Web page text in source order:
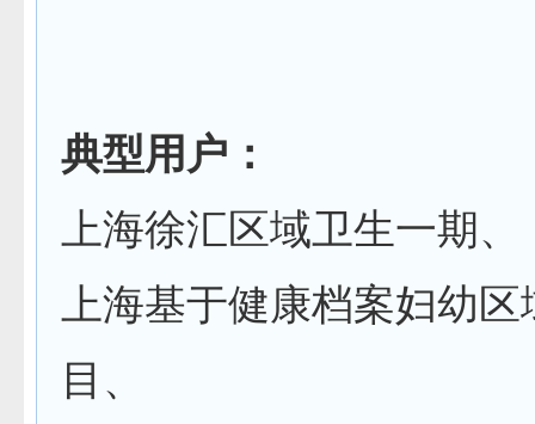
典型用户：
上海徐汇区域卫生一期、
上海基于健康档案妇幼
目、